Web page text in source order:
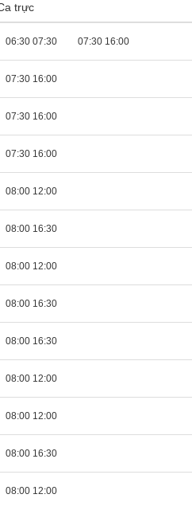
trực
06:30 07:30 07:30 16:00
07:30 16:00
07:30 16:00
07:30 16:00
08:00 12:00
08:00 16:30
08:00 12:00
08:00 16:30
08:00 16:30
08:00 12:00
08:00 12:00
08:00 16:30
08:00 12:00